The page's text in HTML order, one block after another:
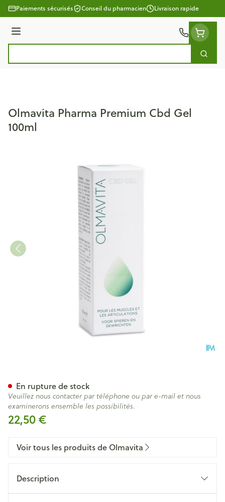
Aller au contenu
Paiements sécurisés Conseil du pharmacien Livraison rapide
Menu
Olmavita Pharma Premium Cbd Gel
100ml
22,50 €
En rupture de stock
Veuillez nous contacter par téléphone ou par e-mail et nous
examinerons ensemble les possibilités.
Voir tous les produits de Olmavita
Description